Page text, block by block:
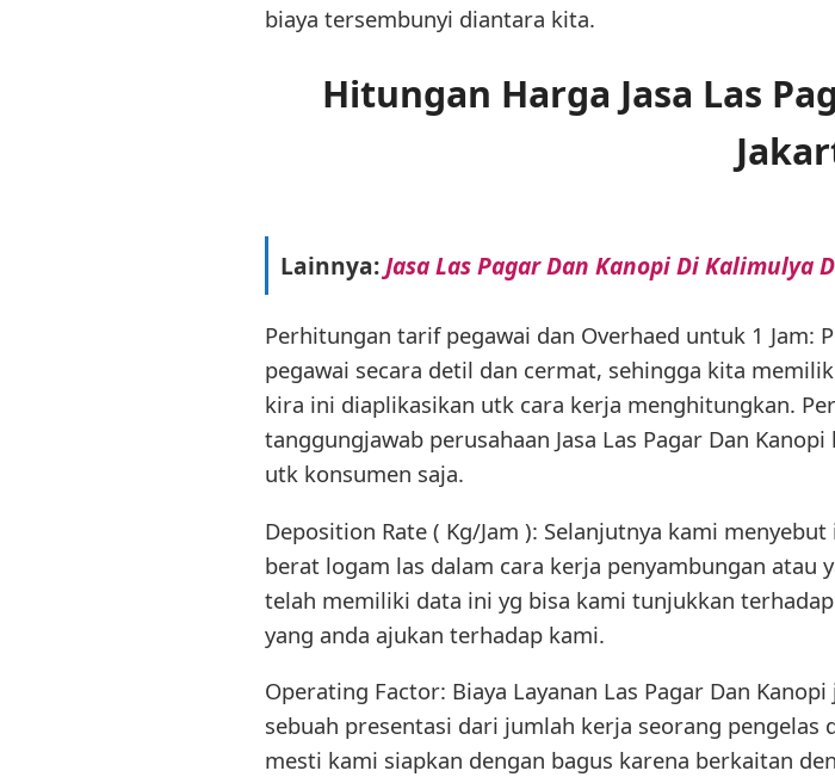
biaya tersembunyi diantara kita.
Hitungan Harga Jasa Las
Lainnya:Jasa Las Pagar Dan Kanopi Di Kalimulya
Perhitungan tarif pegawai dan Overhaed untuk 1
pegawai secara detil dan cermat, sehingga kita
kira ini diaplikasikan utk cara kerja menghitungkan.
tanggungjawab perusahaan Jasa Las Pagar Dan
utk konsumen saja.
Deposition Rate ( Kg/Jam ): Selanjutnya kami
berat logam las dalam cara kerja penyambungan
telah memiliki data ini yg bisa kami tunjukkan
yang anda ajukan terhadap kami.
Operating Factor: Biaya Layanan Las Pagar Dan
sebuah presentasi dari jumlah kerja seorang
mesti kami siapkan dengan bagus karena berkaitan